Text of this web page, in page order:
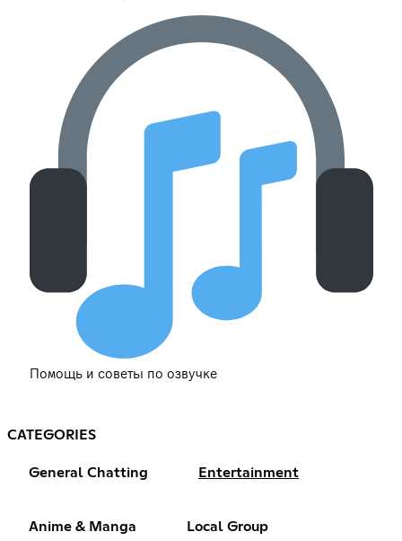
Помощь и советы по озвучке
CATEGORIES
General Chatting Entertainment
Anime & Manga Local Group